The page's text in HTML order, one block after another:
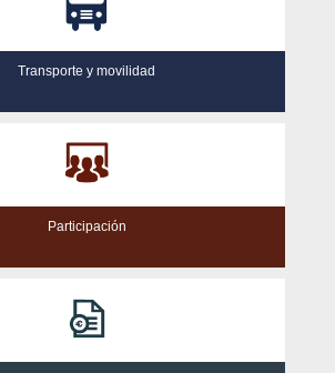
Transporte y movilidad
Participación